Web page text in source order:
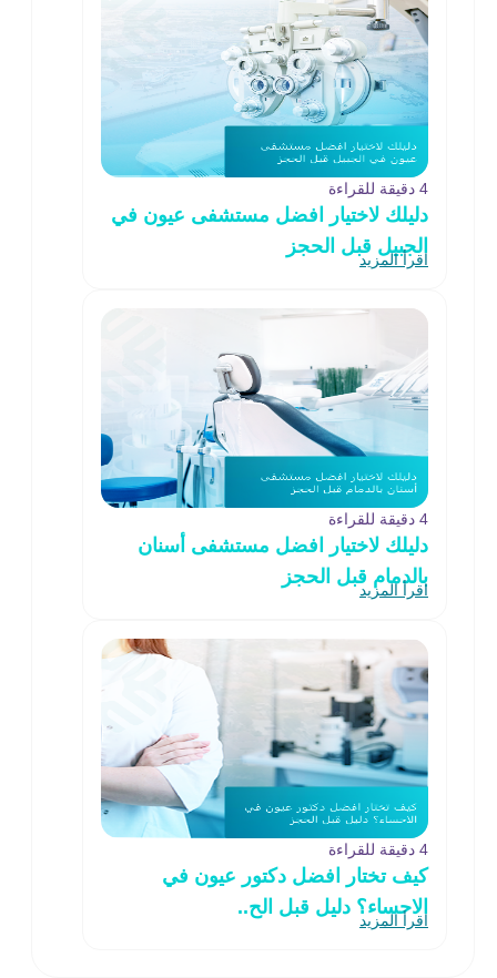
4 دقيقة للقراءة
دليلك لاختيار افضل مستشفى عيون في
الجبيل قبل الحجز
اقرأ المزيد
4 دقيقة للقراءة
دليلك لاختيار افضل مستشفى أسنان
بالدمام قبل الحجز
اقرأ المزيد
4 دقيقة للقراءة
كيف تختار افضل دكتور عيون في
الاحساء؟ دليل قبل الح..
اقرأ المزيد